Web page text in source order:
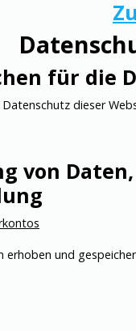
für die
dieser
von
erhoben und